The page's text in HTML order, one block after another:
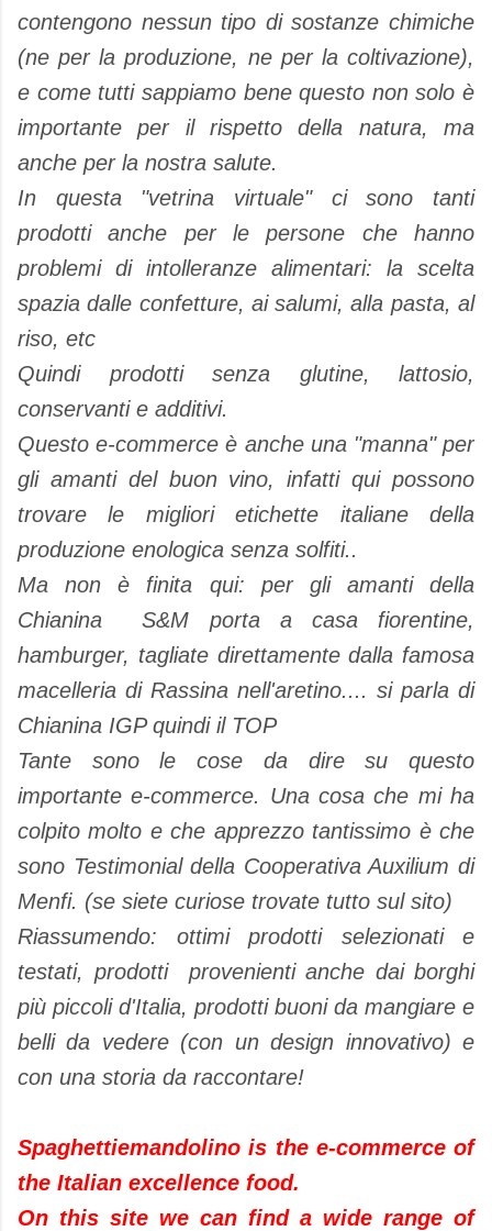
contengono nessun tipo di sostanze chimiche
(ne per la produzione, ne per la coltivazione),
e come tutti sappiamo bene questo non solo è
importante per il rispetto della natura, ma
anche per la nostra salute.
In questa "vetrina virtuale" ci sono tanti
prodotti anche per le persone che hanno
problemi di intolleranze alimentari: la scelta
spazia dalle confetture, ai salumi, alla pasta, al
riso, etc
Quindi prodotti senza glutine, lattosio,
conservanti e additivi.
Questo e-commerce è anche una "manna" per
gli amanti del buon vino, infatti qui possono
trovare le migliori etichette italiane della
produzione enologica senza solfiti..
Ma non è finita qui: per gli amanti della
Chianina S&M porta a casa fiorentine,
hamburger, tagliate direttamente dalla famosa
macelleria di Rassina nell'aretino.... si parla di
Chianina IGP quindi il TOP
Tante sono le cose da dire su questo
importante e-commerce. Una cosa che mi ha
colpito molto e che apprezzo tantissimo è che
sono Testimonial della Cooperativa Auxilium di
Menfi. (se siete curiose trovate tutto sul sito)
Riassumendo: ottimi prodotti selezionati e
testati, prodotti provenienti anche dai borghi
più piccoli d'Italia, prodotti buoni da mangiare e
belli da vedere (con un design innovativo) e
con una storia da raccontare!
Spaghettiemandolino is the e-commerce of
the Italian excellence food.
On this site we can find a wide range of